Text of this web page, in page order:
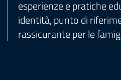
esperienze e pratiche
identità, punto di
rassicurante per le